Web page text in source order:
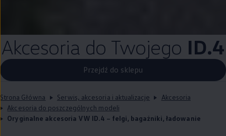
Akcesoria do Twojego ID.4
Przejdź do sklepu
Strona Główna Serwis, akcesoria i aktualizacje
Akcesoria
Akcesoria do poszczególnych modeli
Oryginalne akcesoria VW ID.4 – felgi, bagażniki, ładowanie